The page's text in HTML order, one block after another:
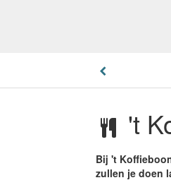
't
Bij 't
zullen je doen